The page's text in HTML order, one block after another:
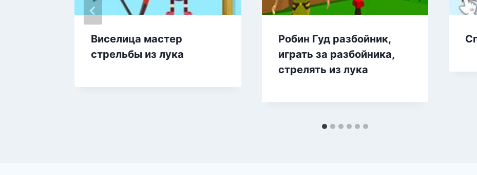
Виселица мастер
стрельбы из лука
Робин Гуд разбойник,
играть за разбойника,
стрелять из лука